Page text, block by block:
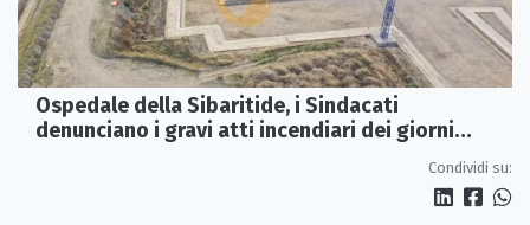
Ospedale della Sibaritide, i Sindacati
denunciano i gravi atti incendiari dei giorni
Condividi su: